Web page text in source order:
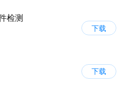
检测
下载
下载